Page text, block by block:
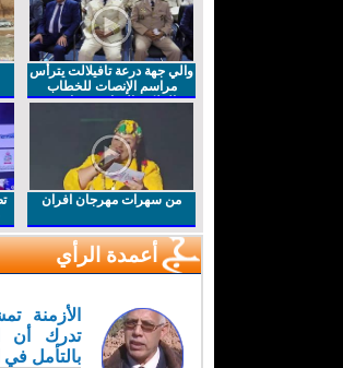
والي جهة درعة تافيلالت يترأس
مراسم الإنصات للخطاب
الملكي السامي بمناسبة
من سهرات مهرجان افران
أعمدة الرأي
الأزمنة
تدرك أن
بالتأمل في